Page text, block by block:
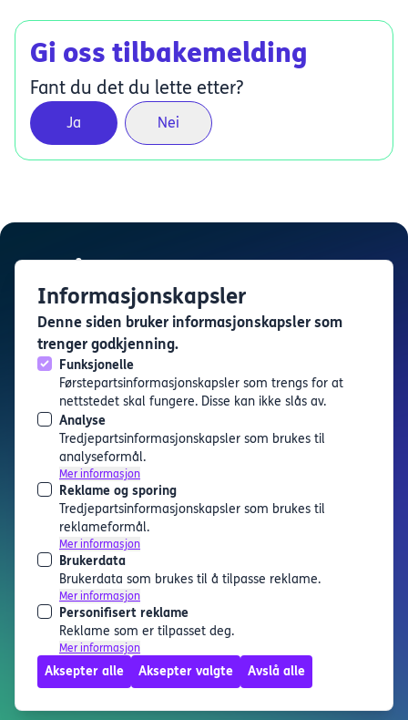
Gi oss tilbakemelding
Fant du det du lette etter?
Ja Nei
Karrierekatapult
Karrierekatapult er en tjeneste levert av
Bergen
Finn arrangement
Artikler
Om oss
Personvern og informasjonskapsler
Tilgjengelighetserklæring
Kontakt
Thormøhlens Gate 51, 5006
Bergen
Telefon: +47 55 58 76 37
E-post:
hei@utdanningibergen.no
Følg oss
Informasjonskapsler
Denne siden bruker informasjonskapsler som
trenger godkjenning.
Funksjonelle
Førstepartsinformasjonskapsler som trengs for at
nettstedet skal fungere. Disse kan ikke slås av.
Analyse
Tredjepartsinformasjonskapsler som brukes til
analyseformål.
Mer informasjon
Reklame og sporing
Tredjepartsinformasjonskapsler som brukes til
reklameformål.
Mer informasjon
Brukerdata
Brukerdata som brukes til å tilpasse reklame.
Mer informasjon
Personifisert reklame
Reklame som er tilpasset deg.
Mer informasjon
Aksepter alle Aksepter valgte Avslå alle